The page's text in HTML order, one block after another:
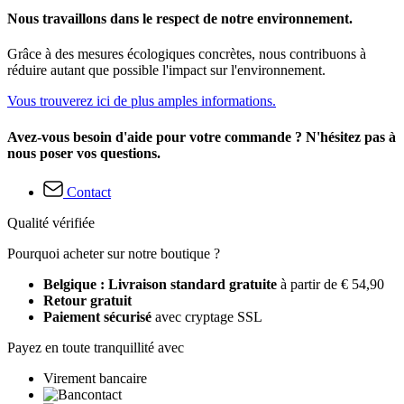
Nous travaillons dans le respect de notre environnement.
Grâce à des mesures écologiques concrètes, nous contribuons à
réduire autant que possible l'impact sur l'environnement.
Vous trouverez ici de plus amples informations.
Avez-vous besoin d'aide pour votre commande ? N'hésitez pas à
nous poser vos questions.
Contact
Qualité vérifiée
Pourquoi acheter sur notre boutique ?
Belgique : Livraison standard gratuite à partir de € 54,90
Retour gratuit
Paiement sécurisé avec cryptage SSL
Payez en toute tranquillité avec
Virement bancaire